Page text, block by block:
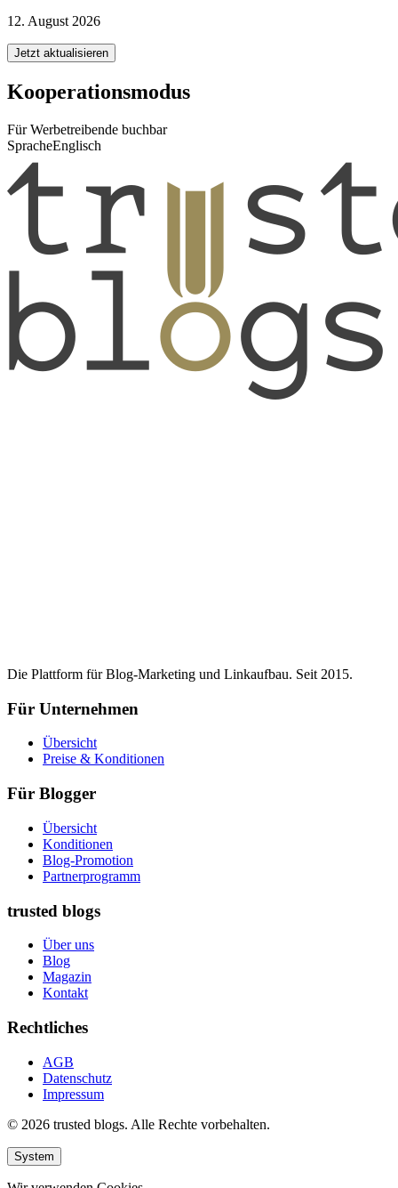
12. August 2026
Jetzt aktualisieren
Kooperationsmodus
Für Werbetreibende buchbar
SpracheEnglisch
Die Plattform für Blog-Marketing und Linkaufbau. Seit 2015.
Für Unternehmen
Übersicht
Preise & Konditionen
Für Blogger
Übersicht
Konditionen
Blog-Promotion
Partnerprogramm
trusted blogs
Über uns
Blog
Magazin
Kontakt
Rechtliches
AGB
Datenschutz
Impressum
© 2026 trusted blogs. Alle Rechte vorbehalten.
System